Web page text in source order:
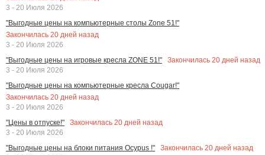
3 - 20 Июля 2026
"Выгодные цены на компьютерные столы Zone 51!"
Закончилась 20 дней назад
3 - 20 Июля 2026
"Выгодные цены на игровые кресла ZONE 51!"
Закончилась 20 дней назад
3 - 20 Июля 2026
"Выгодные цены на компьютерные кресла Cougar!"
Закончилась 20 дней назад
3 - 20 Июля 2026
"Цены в отпуске!"
Закончилась 20 дней назад
3 - 20 Июля 2026
"Выгодные цены на блоки питания Ocypus !"
Закончилась 20 дней назад